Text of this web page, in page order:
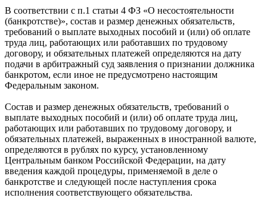
В соответствии с п.1 статьи 4 ФЗ «О несостоятельности
(банкротстве)», состав и размер денежных обязательств,
требований о выплате выходных пособий и (или) об оплате
труда лиц, работающих или работавших по трудовому
договору, и обязательных платежей определяются на дату
подачи в арбитражный суд заявления о признании должника
банкротом, если иное не предусмотрено настоящим
Федеральным законом.
Состав и размер денежных обязательств, требований о
выплате выходных пособий и (или) об оплате труда лиц,
работающих или работавших по трудовому договору, и
обязательных платежей, выраженных в иностранной валюте,
определяются в рублях по курсу, установленному
Центральным банком Российской Федерации, на дату
введения каждой процедуры, применяемой в деле о
банкротстве и следующей после наступления срока
исполнения соответствующего обязательства.